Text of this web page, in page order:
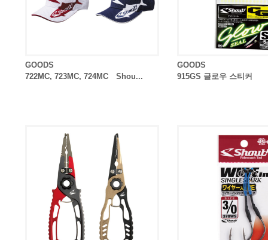
GOODS
722MC, 723MC, 724MC Shou...
GOODS
915GS 글로우 스티커